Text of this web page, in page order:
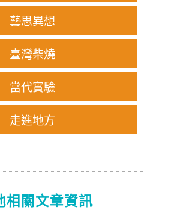
藝思異想
臺灣柴燒
當代實驗
走進地方
相關文章資訊